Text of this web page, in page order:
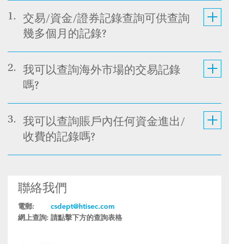
1.
交易/資金/證券記錄查詢可供查詢
幾多個月的記錄?
2.
我可以查詢海外市場的交易記錄
嗎?
3.
我可以查詢賬戶內任何資金進出/
收費的記錄嗎?
聯絡我們
電郵:
csdept@htisec.com
網上查詢: 請點擊下方的查詢表格